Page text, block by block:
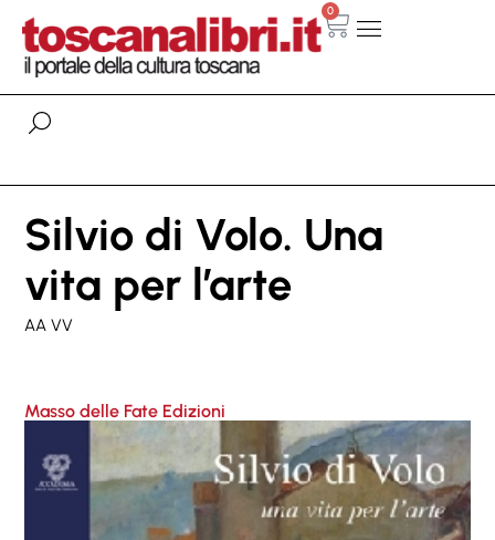
0
Silvio di Volo. Una
vita per l’arte
AA VV
Masso delle Fate Edizioni